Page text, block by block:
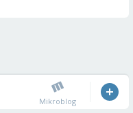
Mikroblog